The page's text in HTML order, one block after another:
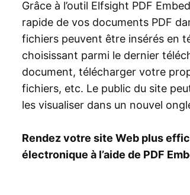
Grâce à l’outil Elfsight PDF
rapide de vos documents PDF
fichiers peuvent être insérés en
choisissant parmi le dernier
document, télécharger votre
fichiers, etc. Le public du site
les visualiser dans un nouvel
Rendez votre site Web plus
électronique à l’aide de PDF